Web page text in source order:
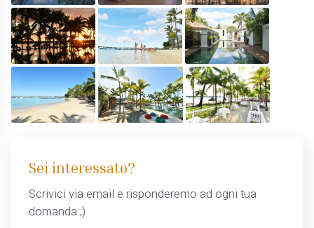
Sei interessato?
Scrivici via email e risponderemo ad ogni tua
domanda ;)